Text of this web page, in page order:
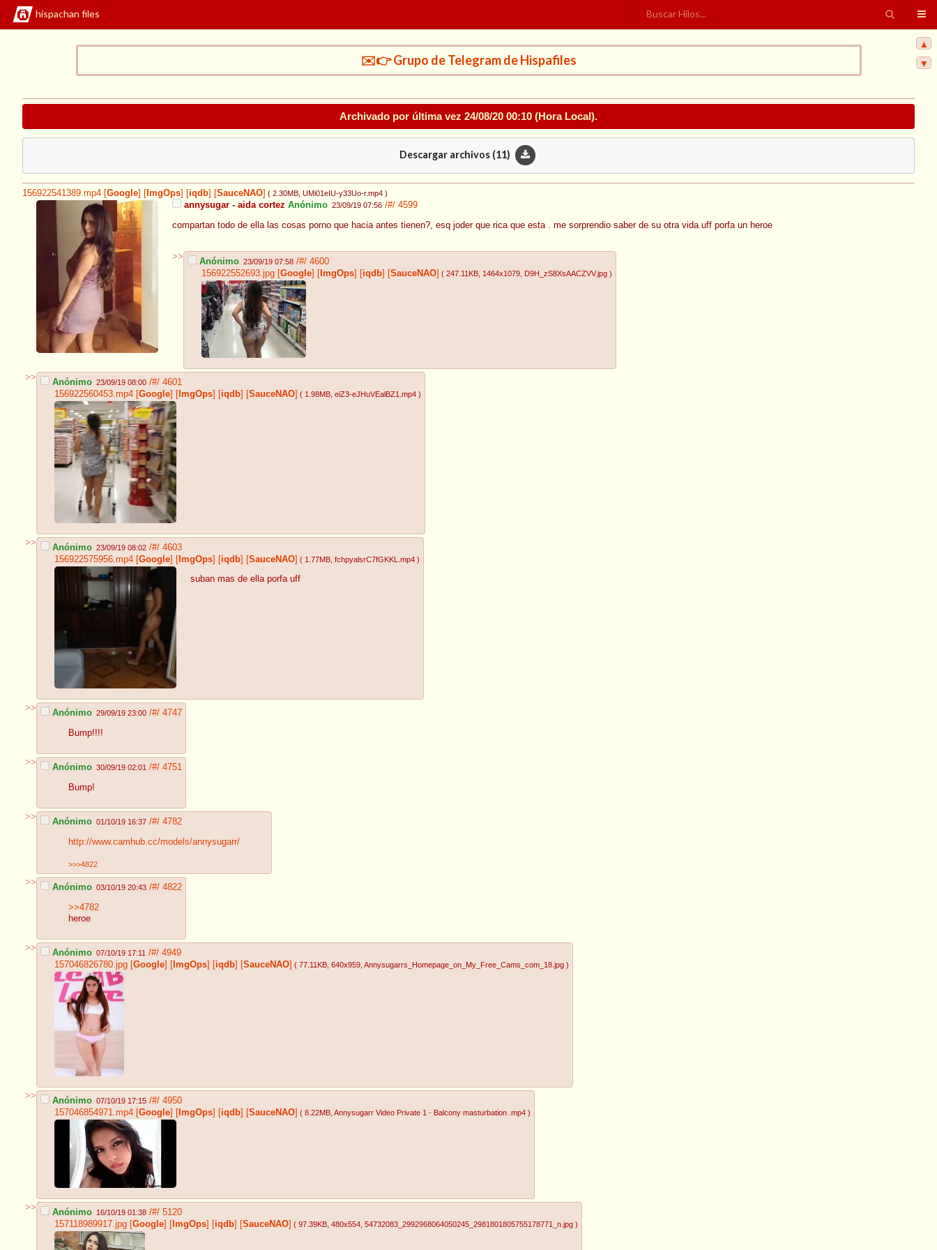
hispachan files
✉️👉 Grupo de Telegram de Hispafiles
Archivado por última vez 24/08/20 00:10 (Hora Local).
Descargar archivos (11)
156922541389.mp4 Google ImgOps iqdb SauceNAO ( 2.30MB , UMi01eIU-y33Uo-r.mp4 )
annysugar - aida cortez Anónimo 23/09/19 07:56 /#/ 4599
compartan todo de ella las cosas porno que hacia antes tienen?, esq joder que rica que esta . me sorprendio saber de su otra vida uff porfa un heroe
>> Anónimo 23/09/19 07:58 /#/ 4600
156922552693.jpg [Google] [ ImgOps] [iqdb] [SauceNAO] ( 247.11KB , 1464x1079 , D9H_zS8XsAACZVV.jpg )
>> Anónimo 23/09/19 08:00 /#/ 4601
156922560453.mp4 [Google] [ ImgOps] [iqdb] [SauceNAO] ( 1.98MB , eiZ3-eJHuVEalBZ1.mp4 )
>> Anónimo 23/09/19 08:02 /#/ 4603
156922575956.mp4 [Google] [ ImgOps] [iqdb] [SauceNAO] ( 1.77MB , fchpyalsrC7fGKKL.mp4 )
suban mas de ella porfa uff
>> Anónimo 29/09/19 23:00 /#/ 4747
Bump!!!!
>> Anónimo 30/09/19 02:01 /#/ 4751
Bump!
>> Anónimo 01/10/19 16:37 /#/ 4782
http://www.camhub.cc/models/annysugarr/
>>>4822
>> Anónimo 03/10/19 20:43 /#/ 4822
>>4782
heroe
>> Anónimo 07/10/19 17:11 /#/ 4949
157046826780.jpg [Google] [ ImgOps] [iqdb] [SauceNAO] ( 77.11KB , 640x959 , Annysugarrs_Homepage_on_My_Free_Cams_com_18.jpg )
>> Anónimo 07/10/19 17:15 /#/ 4950
157046854971.mp4 [Google] [ ImgOps] [iqdb] [SauceNAO] ( 8.22MB , Annysugarr Video Private 1 - Balcony masturbation .mp4 )
>> Anónimo 16/10/19 01:38 /#/ 5120
157118989917.jpg [Google] [ ImgOps] [iqdb] [SauceNAO] ( 97.39KB , 480x554 , 54732083_2992968064050245_2981801805755178771_n.jpg )
▲
▼